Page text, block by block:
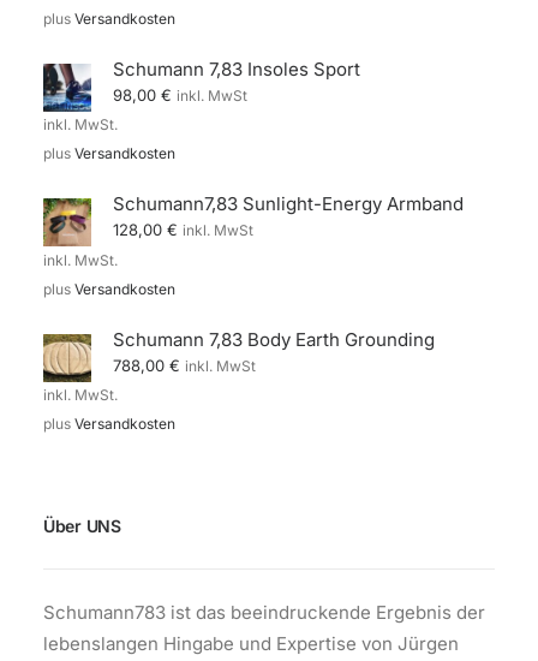
plus Versandkosten
Schumann 7,83 Insoles Sport
98,00 € inkl. MwSt
inkl. MwSt.
plus Versandkosten
Schumann7,83 Sunlight-Energy Armband
128,00 € inkl. MwSt
inkl. MwSt.
plus Versandkosten
Schumann 7,83 Body Earth Grounding
788,00 € inkl. MwSt
inkl. MwSt.
plus Versandkosten
Über UNS
Schumann783 ist das beeindruckende Ergebnis der
lebenslangen Hingabe und Expertise von Jürgen